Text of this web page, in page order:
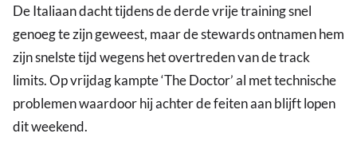
De Italiaan dacht tijdens de derde vrije training snel
genoeg te zijn geweest, maar de stewards ontnamen hem
zijn snelste tijd wegens het overtreden van de track
limits. Op vrijdag kampte ‘The Doctor’ al met technische
problemen waardoor hij achter de feiten aan blijft lopen
dit weekend.